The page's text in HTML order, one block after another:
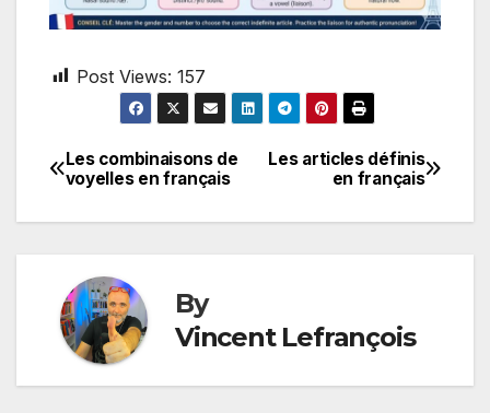
Post Views: 157
Post
navigation
Les articles définis
en français
Les combinaisons de
voyelles en français
By
Vincent Lefrançois